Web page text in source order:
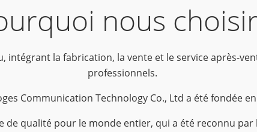
nous
intégrant la fabrication, la vente et le service après-
professionnels.
Communication Technology Co., Ltd a été fondée
de qualité pour le monde entier, qui a été reconnu par